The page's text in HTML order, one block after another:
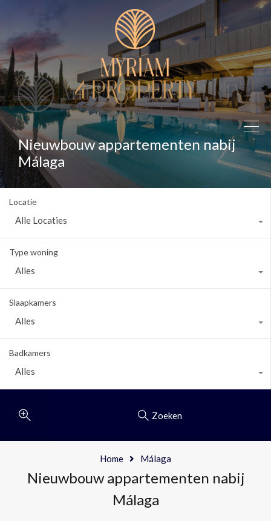
Nieuwbouw appartementen nabij
Málaga
Locatie
Alle Locaties
Type woning
Alles
Slaapkamers
Alles
Badkamers
Alles
Zoeken
Home Málaga
Nieuwbouw appartementen nabij
Málaga